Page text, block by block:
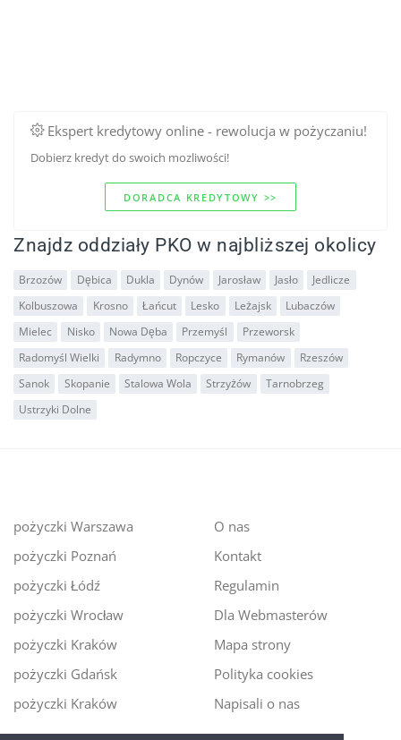
Ekspert kredytowy online - rewolucja w pożyczaniu!
Dobierz kredyt do swoich mozliwości!
DORADCA KREDYTOWY >>
Znajdz oddziały PKO w najbliższej okolicy
Brzozów Dębica Dukla Dynów Jarosław Jasło
Jedlicze
Kolbuszowa
Krosno Łańcut Lesko Leżajsk
Lubaczów
Mielec
Nisko Nowa Dęba Przemyśl
Przeworsk
Radomyśl Wielki
Radymno Ropczyce Rymanów
Rzeszów
Sanok
Skopanie Stalowa Wola Strzyżów
Tarnobrzeg
Ustrzyki Dolne
pożyczki Warszawa
pożyczki Poznań
pożyczki Łódź
pożyczki Wrocław
pożyczki Kraków
pożyczki Gdańsk
pożyczki Kraków
O nas
Kontakt
Regulamin
Dla Webmasterów
Mapa strony
Polityka cookies
Napisali o nas